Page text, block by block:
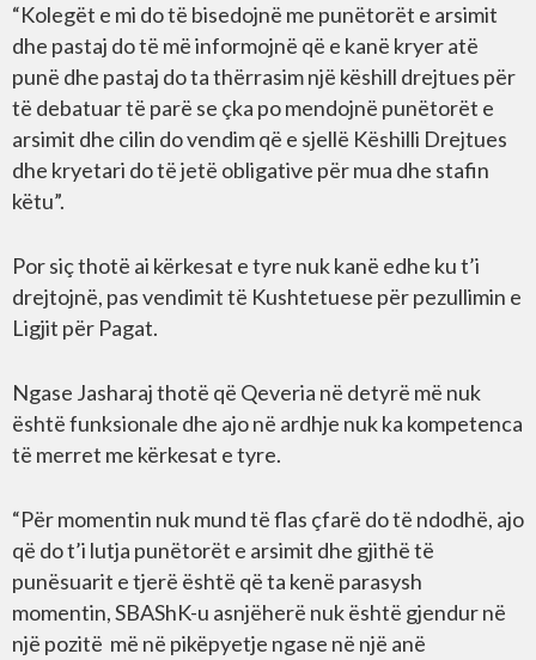
“Kolegët e mi do të bisedojnë me punëtorët e arsimit
dhe pastaj do të më informojnë që e kanë kryer atë
punë dhe pastaj do ta thërrasim një këshill drejtues për
të debatuar të parë se çka po mendojnë punëtorët e
arsimit dhe cilin do vendim që e sjellë Këshilli Drejtues
dhe kryetari do të jetë obligative për mua dhe stafin
këtu”.
Por siç thotë ai kërkesat e tyre nuk kanë edhe ku t’i
drejtojnë, pas vendimit të Kushtetuese për pezullimin e
Ligjit për Pagat.
Ngase Jasharaj thotë që Qeveria në detyrë më nuk
është funksionale dhe ajo në ardhje nuk ka kompetenca
të merret me kërkesat e tyre.
“Për momentin nuk mund të flas çfarë do të ndodhë, ajo
që do t’i lutja punëtorët e arsimit dhe gjithë të
punësuarit e tjerë është që ta kenë parasysh
momentin, SBAShK-u asnjëherë nuk është gjendur në
një pozitë më në pikëpyetje ngase në një anë